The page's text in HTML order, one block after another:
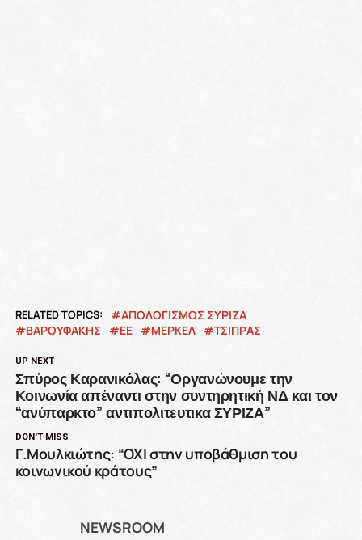
RELATED TOPICS:
ΑΠΟΛΟΓΙΣΜΟΣ ΣΥΡΙΖΑ
ΒΑΡΟΥΦΆΚΗΣ
ΕΕ ΜΈΡΚΕΛ ΤΣΙΠΡΑΣ
UP NEXT
Σπύρος Καρανικόλας: “Οργανώνουμε την
Κοινωνία απέναντι στην συντηρητική ΝΔ και τον
“ανύπαρκτο” αντιπολιτευτικα ΣΥΡΙΖΑ”
DON'T MISS
Γ.Μουλκιώτης: “ΟΧΙ στην υποβάθμιση του
κοινωνικού κράτους”
NEWSROOM